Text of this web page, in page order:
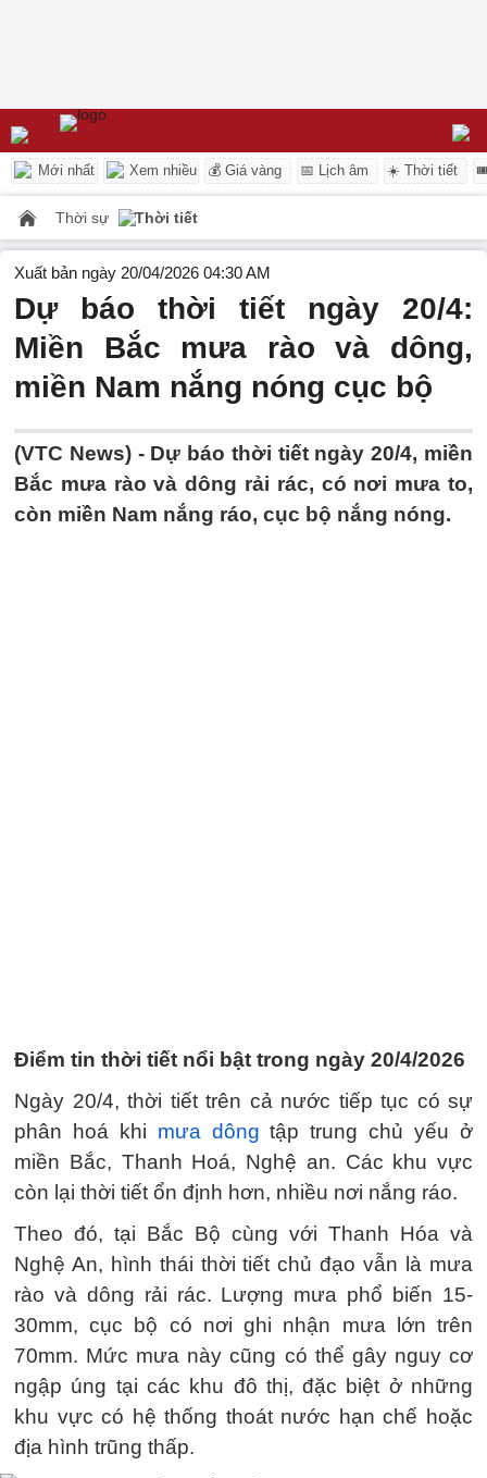
Mới nhất Xem nhiều 💰 Giá vàng 📅 Lịch âm ☀️ Thời tiết
Thời sự Thời tiết
Xuất bản ngày 20/04/2026 04:30 AM
Dự báo thời tiết ngày 20/4:
Miền Bắc mưa rào và dông,
miền Nam nắng nóng cục bộ
(VTC News) - Dự báo thời tiết ngày 20/4, miền
Bắc mưa rào và dông rải rác, có nơi mưa to,
còn miền Nam nắng ráo, cục bộ nắng nóng.
Điểm tin thời tiết nổi bật trong ngày 20/4/2026
Ngày 20/4, thời tiết trên cả nước tiếp tục có sự
phân hoá khi mưa dông tập trung chủ yếu ở
miền Bắc, Thanh Hoá, Nghệ an. Các khu vực
còn lại thời tiết ổn định hơn, nhiều nơi nắng ráo.
Theo đó, tại Bắc Bộ cùng với Thanh Hóa và
Nghệ An, hình thái thời tiết chủ đạo vẫn là mưa
rào và dông rải rác. Lượng mưa phổ biến 15-
30mm, cục bộ có nơi ghi nhận mưa lớn trên
70mm. Mức mưa này cũng có thể gây nguy cơ
ngập úng tại các khu đô thị, đặc biệt ở những
khu vực có hệ thống thoát nước hạn chế hoặc
địa hình trũng thấp.